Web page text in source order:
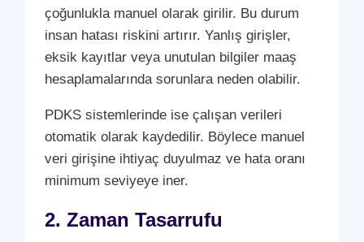
çoğunlukla manuel olarak girilir. Bu durum
insan hatası riskini artırır. Yanlış girişler,
eksik kayıtlar veya unutulan bilgiler maaş
hesaplamalarında sorunlara neden olabilir.
PDKS sistemlerinde ise çalışan verileri
otomatik olarak kaydedilir. Böylece manuel
veri girişine ihtiyaç duyulmaz ve hata oranı
minimum seviyeye iner.
2. Zaman Tasarrufu